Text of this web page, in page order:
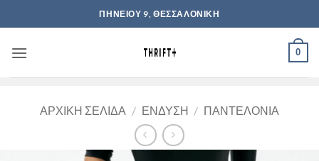
στο
ΠΗΝΕΙΟΥ 9, ΘΕΣΣΑΛΟΝΙΚΗ
0
ΑΡΧΙΚΉ ΣΕΛΊΔΑ / ΈΝΔΥΣΗ / ΠΑΝΤΕΛΌΝΙΑ